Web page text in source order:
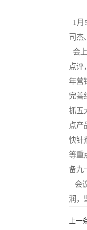
1月
司杰
会
点评
年营
完善
抓五
点产
快针
等重
备九
会
润，
上一